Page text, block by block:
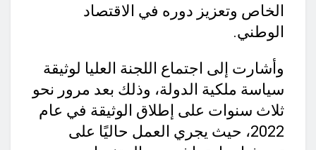
الخاص وتعزيز دوره في الاقتصاد
الوطني.
وأشارت إلى اجتماع اللجنة العليا لوثيقة
سياسة ملكية الدولة، وذلك بعد مرور نحو
ثلاث سنوات على إطلاق الوثيقة في عام
2022، حيث يجري العمل حاليًا على